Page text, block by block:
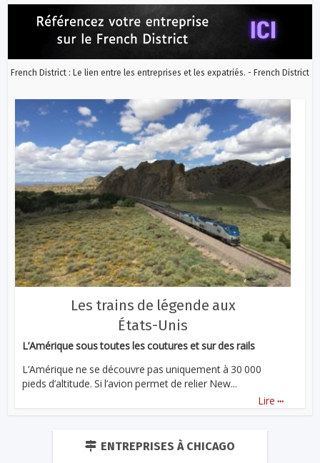
French District : Le lien entre les entreprises et les expatriés. - French District
Les trains de légende aux
États-Unis
L’Amérique sous toutes les coutures et sur des rails
L’Amérique ne se découvre pas uniquement à 30 000
pieds d’altitude. Si l’avion permet de relier New...
Lire ...
ENTREPRISES À CHICAGO